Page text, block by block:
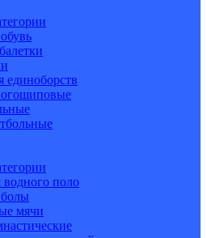
единоборств
поло
мячи